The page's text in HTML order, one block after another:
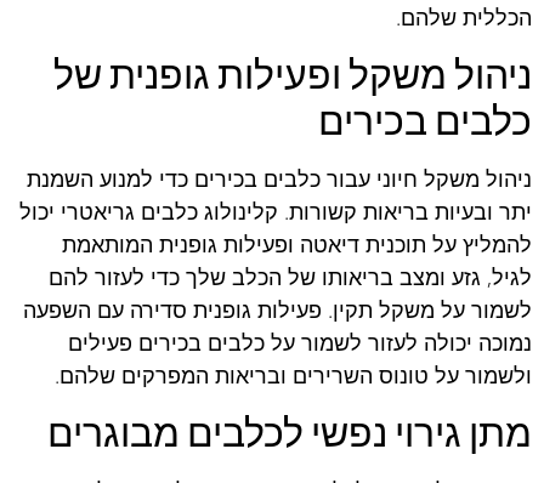
הכללית שלהם.
ניהול משקל ופעילות גופנית של
כלבים בכירים
ניהול משקל חיוני עבור כלבים בכירים כדי למנוע השמנת
יתר ובעיות בריאות קשורות. קלינולוג כלבים גריאטרי יכול
להמליץ על תוכנית דיאטה ופעילות גופנית המותאמת
לגיל, גזע ומצב בריאותו של הכלב שלך כדי לעזור להם
לשמור על משקל תקין. פעילות גופנית סדירה עם השפעה
נמוכה יכולה לעזור לשמור על כלבים בכירים פעילים
ולשמור על טונוס השרירים ובריאות המפרקים שלהם.
מתן גירוי נפשי לכלבים מבוגרים